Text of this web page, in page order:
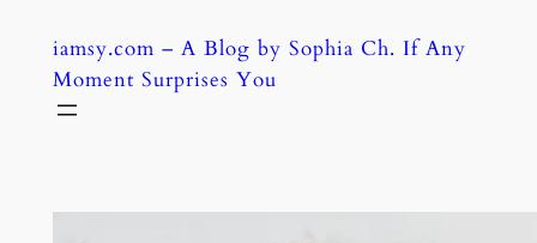
content
iamsy.com – A Blog by Sophia Ch. If Any
Moment Surprises You